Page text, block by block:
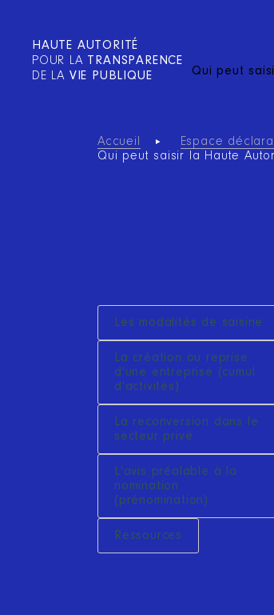
HAUTE AUTORITÉ
POUR LA TRANSPARENCE
DE LA VIE PUBLIQUE
Accueil Espace
Qui peut saisir la Haute
Les modalités de saisine
La création ou reprise
d'une entreprise (cumul
d'activités)
La reconversion dans le
secteur privé
L'avis préalable à la
nomination
(prénomination)
Ressources
Qui peut